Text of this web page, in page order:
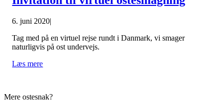
6. juni 2020|
Tag med på en virtuel rejse rundt i Danmark, vi smager
naturligvis på ost undervejs.
Læs mere
Mere ostesnak?